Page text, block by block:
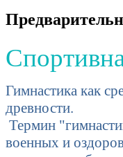
Гимнастика как
древности.
Термин
военных и